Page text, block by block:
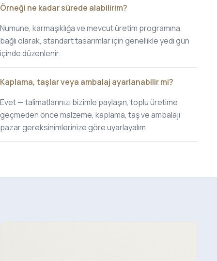
Örneği ne kadar sürede alabilirim?
Numune, karmaşıklığa ve mevcut üretim programına
bağlı olarak, standart tasarımlar için genellikle yedi gün
içinde düzenlenir.
Kaplama, taşlar veya ambalaj ayarlanabilir mi?
Evet — talimatlarınızı bizimle paylaşın, toplu üretime
geçmeden önce malzeme, kaplama, taş ve ambalajı
pazar gereksinimlerinize göre uyarlayalım.